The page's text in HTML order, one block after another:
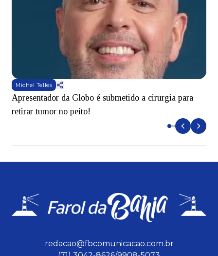
Michel Telles
Apresentador da Globo é submetido a cirurgia para
retirar tumor no peito!
redacao@fbcomunicacao.com.br